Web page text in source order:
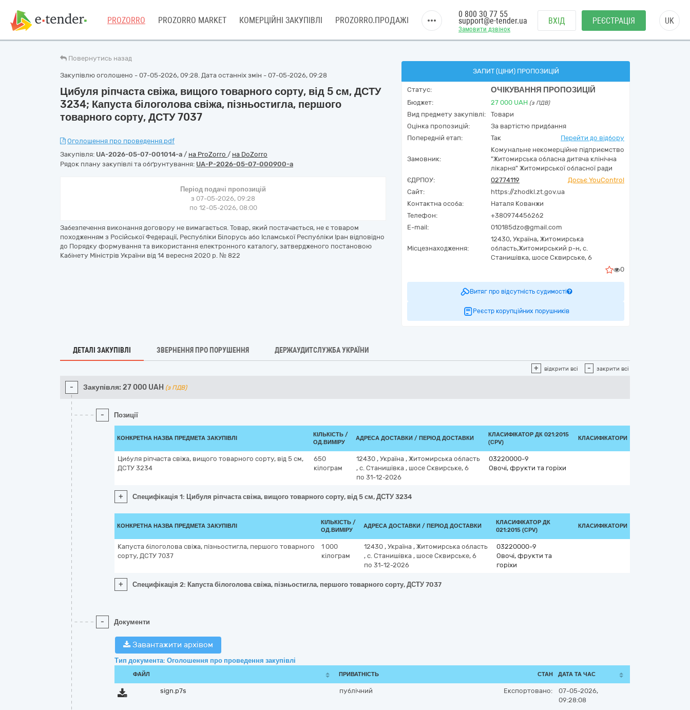
PROZORRO PROZORRO MARKET КОМЕРЦІЙНІ ЗАКУПІВЛІ PROZORRO.ПРОДАЖІ
Замовити дзвінок
0 800 30 77 55
support@e-tender.ua ВХІД РЕЄСТРАЦІЯ UK
Повернутись назад
Закупівлю оголошено - 07-05-2026, 09:28. Дата останніх змін - 07-05-2026, 09:28
Цибуля ріпчаста свіжа, вищого товарного сорту, від 5 см, ДСТУ
3234; Капуста білоголова свіжа, пізньостигла, першого
товарного сорту, ДСТУ 7037
Оголошення про проведення.pdf
Закупівля: UA-2026-05-07-001014-a / на ProZorro / на DoZorro
Рядок плану закупівлі та обґрунтування: UA-P-2026-05-07-000900-a
Період подачі пропозицій
з 07-05-2026, 09:28
по 12-05-2026, 08:00
Забезпечення виконання договору не вимагається. Товар, який постачається, не є товаром
походженням з Російської Федерації, Республіки Білорусь або Ісламської Республіки Іран відповідно
до Порядку формування та використання електронного каталогу, затвердженого постановою
Кабінету Міністрів України від 14 вересня 2020 р. № 822
ЗАПИТ (ЦІНИ) ПРОПОЗИЦІЙ
Статус: ОЧІКУВАННЯ ПРОПОЗИЦІЙ
Бюджет: 27 000 UAH (з ПДВ)
Вид предмету закупівлі:
Товари
Оцінка пропозицій:
За вартістю придбання
Попередній етап:
Так Перейти до відбору
Замовник:
Комунальне некомерційне підприємство
"Житомирська обласна дитяча клінічна
лікарня" Житомирської обласної ради
ЄДРПОУ:
02774119
Досьє YouControl
Сайт:
https://zhodkl.zt.gov.ua
Контактна особа:
Наталя Кованжи
Телефон:
+380974456262
E-mail:
010185dzo@gmail.com
Місцезнаходження:
12430, Україна, Житомирська
область,Житомирський р-н, с.
Станишівка, шосе Сквирське, 6
0
Витяг про відсутність судимості
Реєстр корупційних порушників
ДЕТАЛІ ЗАКУПІВЛІ ЗВЕРНЕННЯ ПРО ПОРУШЕННЯ ДЕРЖАУДИТСЛУЖБА УКРАЇНИ
+ відкрити всі - закрити всі
- Закупівля: 27 000 UAH (з ПДВ)
- Позиції
КОНКРЕТНА НАЗВА ПРЕДМЕТА ЗАКУПІВЛІ
КІЛЬКІСТЬ /
ОД.ВИМІРУ
АДРЕСА ДОСТАВКИ / ПЕРІОД ДОСТАВКИ
КЛАСИФІКАТОР ДК 021:2015
(CPV)
КЛАСИФІКАТОРИ
Цибуля ріпчаста свіжа, вищого товарного сорту, від 5 см,
ДСТУ 3234
650
кілограм
12430 , Україна , Житомирська область
, с. Станишівка , шосе Сквирське, 6
по 31-12-2026
03220000-9
Овочі, фрукти та горіхи
+ Специфікація 1: Цибуля ріпчаста свіжа, вищого товарного сорту, від 5 см, ДСТУ 3234
КОНКРЕТНА НАЗВА ПРЕДМЕТА ЗАКУПІВЛІ
КІЛЬКІСТЬ /
ОД.ВИМІРУ
АДРЕСА ДОСТАВКИ / ПЕРІОД ДОСТАВКИ
КЛАСИФІКАТОР ДК
021:2015 (CPV)
КЛАСИФІКАТОРИ
Капуста білоголова свіжа, пізньостигла, першого товарного
сорту, ДСТУ 7037
1 000
кілограм
12430 , Україна , Житомирська область
, с. Станишівка , шосе Сквирське, 6
по 31-12-2026
03220000-9
Овочі, фрукти та
горіхи
+ Специфікація 2: Капуста білоголова свіжа, пізньостигла, першого товарного сорту, ДСТУ 7037
- Документи
Завантажити архівом
Тип документа: Оголошення про проведення закупівлі
ФАЙЛ ПРИВАТНІСТЬ СТАН ДАТА ТА ЧАС
sign.p7s публічний Експортовано:
07-05-2026,
09:28:08